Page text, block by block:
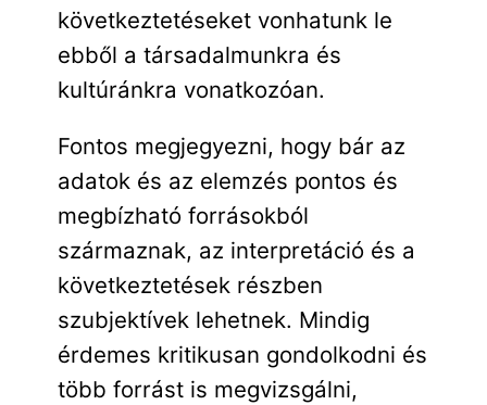
következtetéseket vonhatunk le
ebből a társadalmunkra és
kultúránkra vonatkozóan.
Fontos megjegyezni, hogy bár az
adatok és az elemzés pontos és
megbízható forrásokból
származnak, az interpretáció és a
következtetések részben
szubjektívek lehetnek. Mindig
érdemes kritikusan gondolkodni és
több forrást is megvizsgálni,